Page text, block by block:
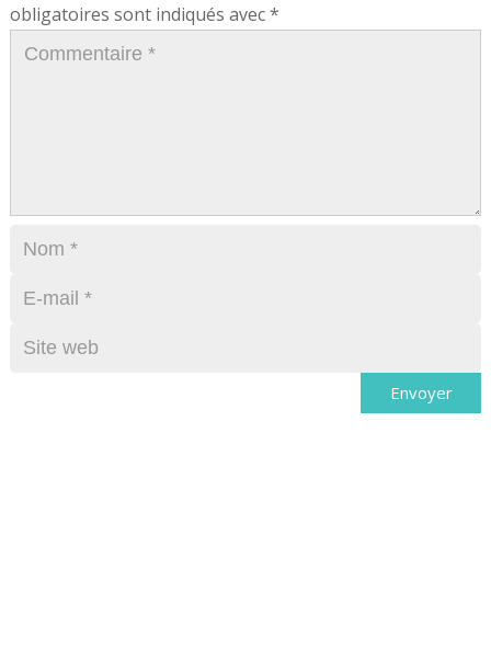
obligatoires sont indiqués avec*